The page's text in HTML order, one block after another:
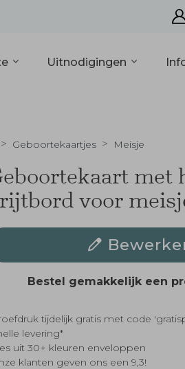
Uitnodigingen
Geboortekaartjes Meisje
met
voor
Bestel gemakkelijk een
tijdelijk gratis met code
levering*
uit 30+ kleuren enveloppen
klanten geven ons een 9,3!